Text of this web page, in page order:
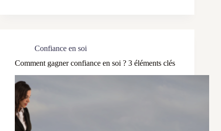
Confiance en soi
Comment gagner confiance en soi ? 3 éléments clés